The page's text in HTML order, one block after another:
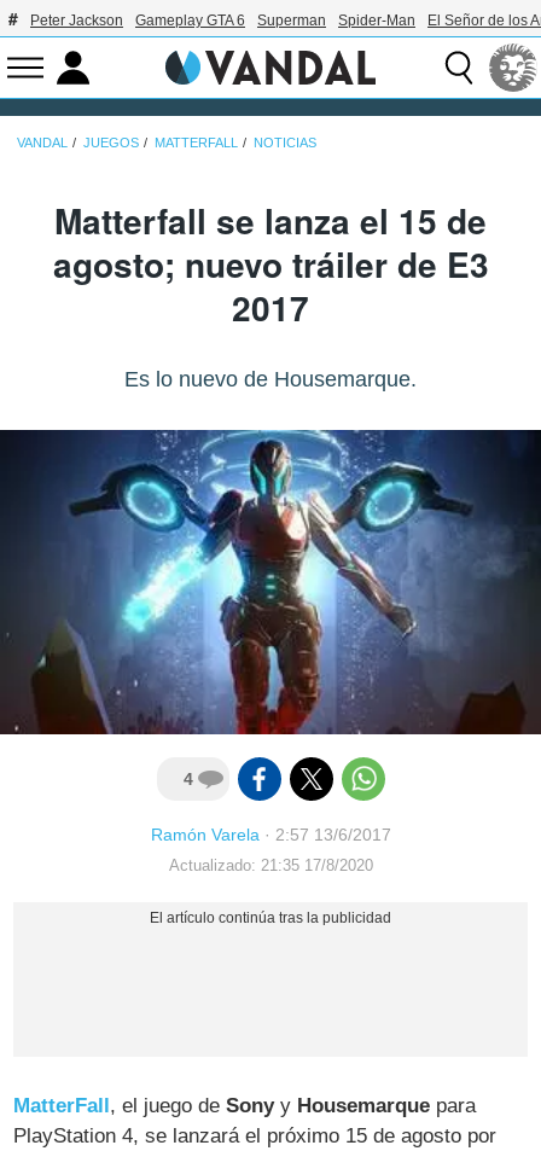
Peter Jackson Gameplay GTA 6 Superman Spider-Man El Señor de los
VANDAL JUEGOS MATTERFALL NOTICIAS
Matterfall se lanza el 15 de
agosto; nuevo tráiler de E3
2017
Es lo nuevo de Housemarque.
4
Ramón Varela· 2:57 13/6/2017
Actualizado: 21:35 17/8/2020
MatterFall, el juego deSonyy Housemarque para
PlayStation 4, se lanzará el próximo 15 de agosto por